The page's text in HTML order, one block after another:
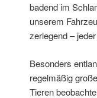
badend im
unserem
zerlegend –
Besonders
regelmäßig
Tieren